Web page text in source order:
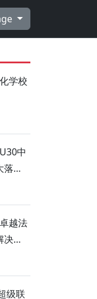
学校
中
落
越法
、
级联